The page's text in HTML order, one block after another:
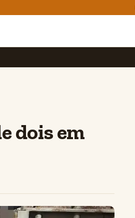
dois em